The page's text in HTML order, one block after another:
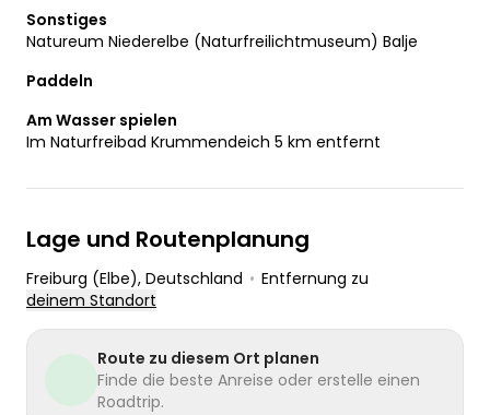
Sonstiges
Natureum Niederelbe (Naturfreilichtmuseum) Balje
Paddeln
Am Wasser spielen
Im Naturfreibad Krummendeich 5 km entfernt
Lage und Routenplanung
Freiburg (Elbe), Deutschland • Entfernung zu
deinem Standort
Route zu diesem Ort planen
Finde die beste Anreise oder erstelle einen
Roadtrip.